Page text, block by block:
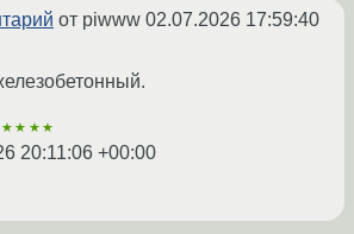
от piwww 02.07.2026 17:59:40
20:11:06 +00:00